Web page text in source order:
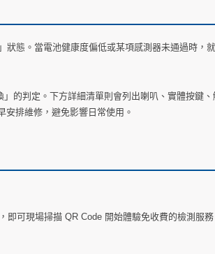
態。當電池健康度偏低或某項感測器未通過時，
的判定。下方詳細清單則會列出喇叭、實體按鍵、
排維修，避免影響日常使用。
可現場掃描 QR Code 開始體驗免收費的檢測服務